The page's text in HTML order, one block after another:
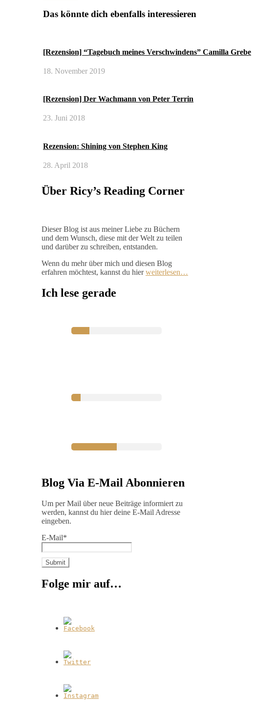
Das könnte dich ebenfalls interessieren
[Rezension] “Tagebuch meines Verschwindens” Camilla Grebe
18. November 2019
[Rezension] Der Wachmann von Peter Terrin
23. Juni 2018
Rezension: Shining von Stephen King
28. April 2018
Über Ricy’s Reading Corner
Dieser Blog ist aus meiner Liebe zu Büchern
und dem Wunsch, diese mit der Welt zu teilen
und darüber zu schreiben, entstanden.
Wenn du mehr über mich und diesen Blog
erfahren möchtest, kannst du hierweiterlesen…
Ich lese gerade
Blog Via E-Mail Abonnieren
Um per Mail über neue Beiträge informiert zu
werden, kannst du hier deine E-Mail Adresse
eingeben.
E-Mail*
Folge mir auf…